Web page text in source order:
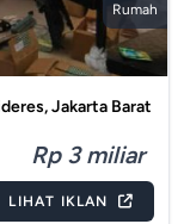
Rumah
Jakarta Barat
Rp 3 miliar
LIHAT IKLAN